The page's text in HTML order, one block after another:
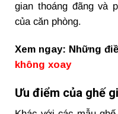
gian thoáng đãng và
của căn phòng.
Xem ngay: Những
không xoay
Ưu điểm của ghế